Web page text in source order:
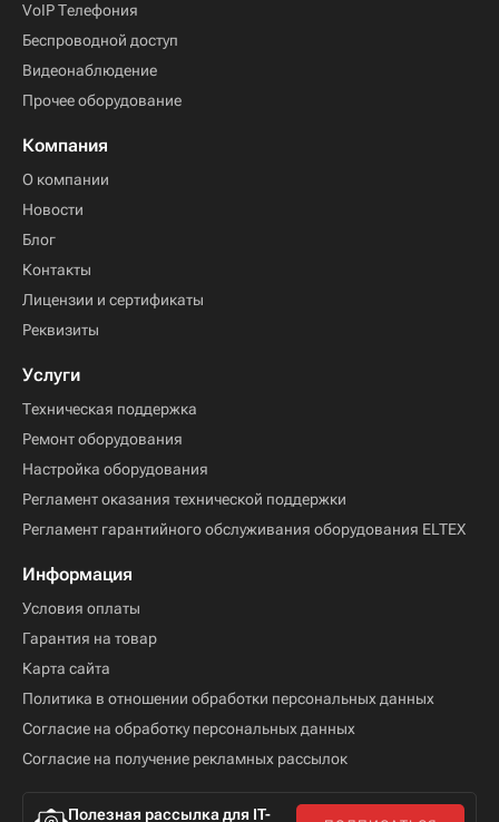
VoIP Телефония
Беспроводной доступ
Видеонаблюдение
Прочее оборудование
Компания
О компании
Новости
Блог
Контакты
Лицензии и сертификаты
Реквизиты
Услуги
Техническая поддержка
Ремонт оборудования
Настройка оборудования
Регламент оказания технической поддержки
Регламент гарантийного обслуживания оборудования ELTEX
Информация
Условия оплаты
Гарантия на товар
Карта сайта
Политика в отношении обработки персональных данных
Согласие на обработку персональных данных
Согласие на получение рекламных рассылок
Полезная рассылка для IT-